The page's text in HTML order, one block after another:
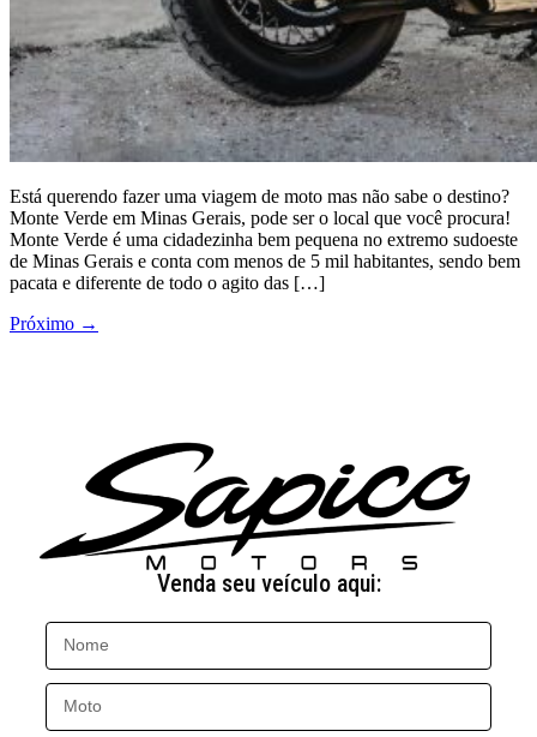
Está querendo fazer uma viagem de moto mas não sabe o destino?
Monte Verde em Minas Gerais, pode ser o local que você procura!
Monte Verde é uma cidadezinha bem pequena no extremo sudoeste
de Minas Gerais e conta com menos de 5 mil habitantes, sendo bem
pacata e diferente de todo o agito das […]
Próximo →
Venda seu veículo aqui: